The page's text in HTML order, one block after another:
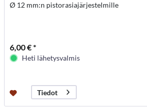
Ø 12 mm:n pistorasiajärjestelmille
6,00 € *
Heti lähetysvalmis
Tiedot